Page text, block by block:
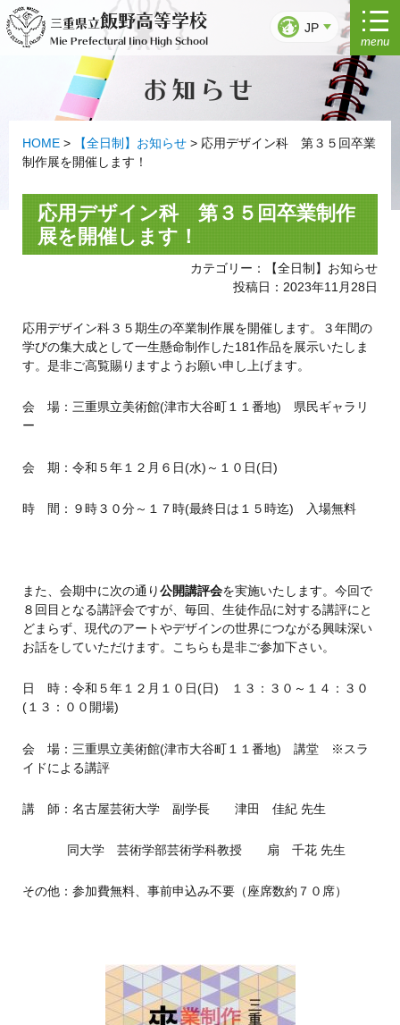
ン
三重県立飯野高等学校
Mie Prefectural Iino High School
JP
menu
お知らせ
HOME > 【全日制】お知らせ > 応用デザイン科 第３５回卒業
制作展を開催します！
応用デザイン科 第３５回卒業制作
展を開催します！
カテゴリー：【全日制】お知らせ
投稿日：2023年11月28日
応用デザイン科３５期生の卒業制作展を開催します。３年間の
学びの集大成として一生懸命制作した181作品を展示いたしま
す。是非ご高覧賜りますようお願い申し上げます。
会 場：三重県立美術館(津市大谷町１１番地) 県民ギャラリ
ー
会 期：令和５年１２月６日(水)～１０日(日)
時 間：９時３０分～１７時(最終日は１５時迄) 入場無料
また、会期中に次の通り公開講評会を実施いたします。今回で
８回目となる講評会ですが、毎回、生徒作品に対する講評にと
どまらず、現代のアートやデザインの世界につながる興味深い
お話をしていただけます。こちらも是非ご参加下さい。
日 時：令和５年１２月１０日(日) １３：３０～１４：３０
(１３：００開場)
会 場：三重県立美術館(津市大谷町１１番地) 講堂 ※スラ
イドによる講評
講 師：名古屋芸術大学 副学長 津田 佳紀 先生
同大学 芸術学部芸術学科教授 扇 千花 先生
その他：参加費無料、事前申込み不要（座席数約７０席）